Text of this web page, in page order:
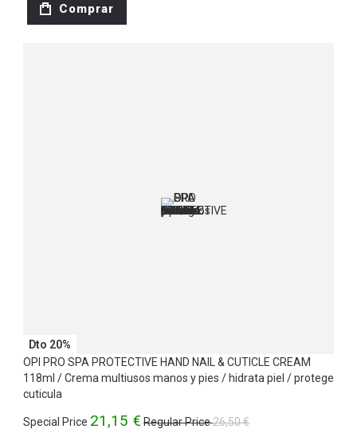
Comprar
Dto 20%
OPI PRO SPA PROTECTIVE HAND NAIL & CUTICLE CREAM
118ml / Crema multiusos manos y pies / hidrata piel / protege
cuticula
Special Price 21,15 € Regular Price26,50 €